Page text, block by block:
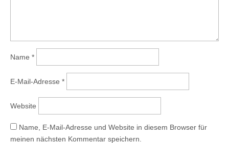
Name *
E-Mail-Adresse *
Website
Name, E-Mail-Adresse und Website in diesem Browser für
meinen nächsten Kommentar speichern.